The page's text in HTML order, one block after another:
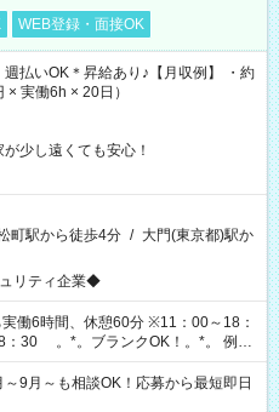
WEB登録・面接OK
払いOK＊昇給あり♪【月収例】 ・約
実働6h × 20日）
少し遠くても安心！
町駅から徒歩4分 / 大門(東京都)駅か
リティ企業◆
働6時間、休憩60分 ※11：00～18：
。*。 例え
事務/コールセンター/受付/販売/カフェ
ルフロント/化粧品販売/など 様々な
ています♪
9月～も相談OK！応募から最短即日